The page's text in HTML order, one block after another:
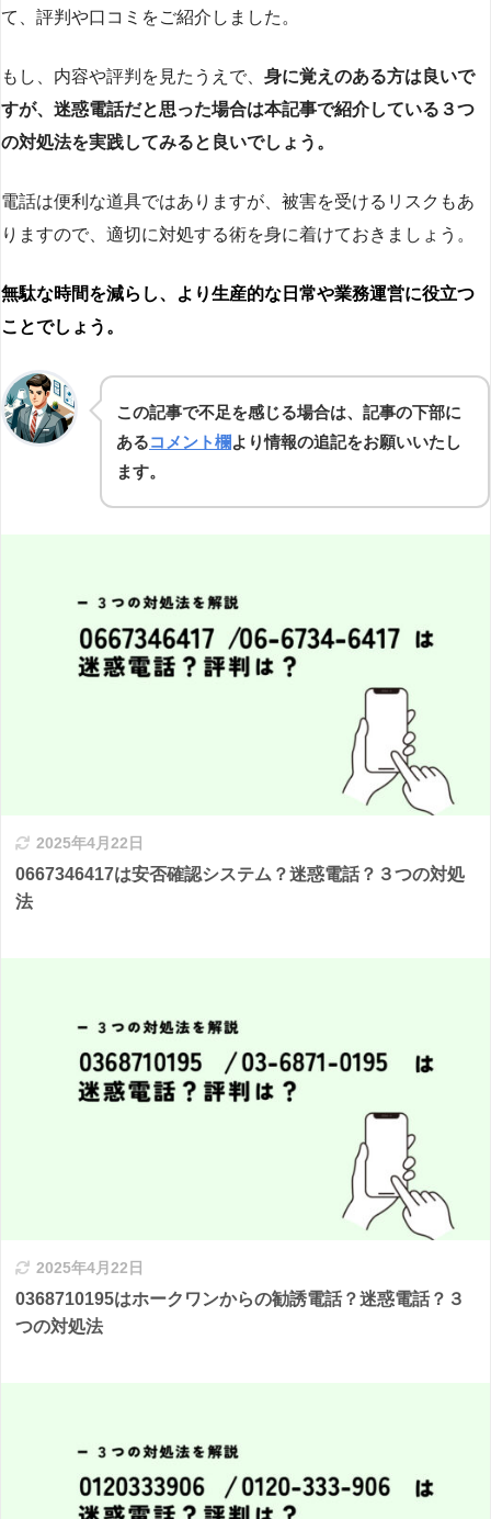
て、評判や口コミをご紹介しました。
もし、内容や評判を見たうえで、 身に覚えのある方は良いで
すが、迷惑電話だと思った場合は本記事で紹介している３つ
の対処法を実践してみると良いでしょう。
電話は便利な道具ではありますが、被害を受けるリスクもあ
りますので、適切に対処する術を身に着けておきましょう。
無駄な時間を減らし、より生産的な日常や業務運営に役立つ
ことでしょう。
この記事で不足を感じる場合は、記事の下部に
あるコメント欄より情報の追記をお願いいたし
ます。
2025年4月22日
0667346417は安否確認システム？迷惑電話？３つの対処
法
2025年4月22日
0368710195はホークワンからの勧誘電話？迷惑電話？３
つの対処法